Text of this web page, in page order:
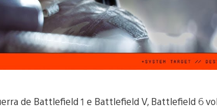
de Battlefield 1 e Battlefield V, Battlefield 6